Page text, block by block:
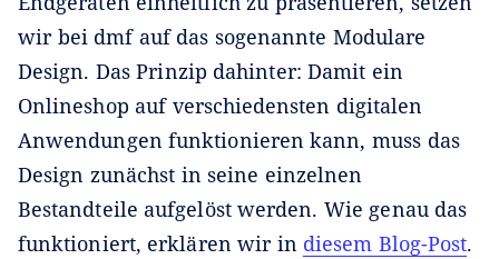
wir bei dmf auf das sogenannte Modulare
Design. Das Prinzip dahinter: Damit ein
Onlineshop auf verschiedensten digitalen
Anwendungen funktionieren kann, muss das
Design zunächst in seine einzelnen
Bestandteile aufgelöst werden. Wie genau das
funktioniert, erklären wir in diesem Blog-Post.